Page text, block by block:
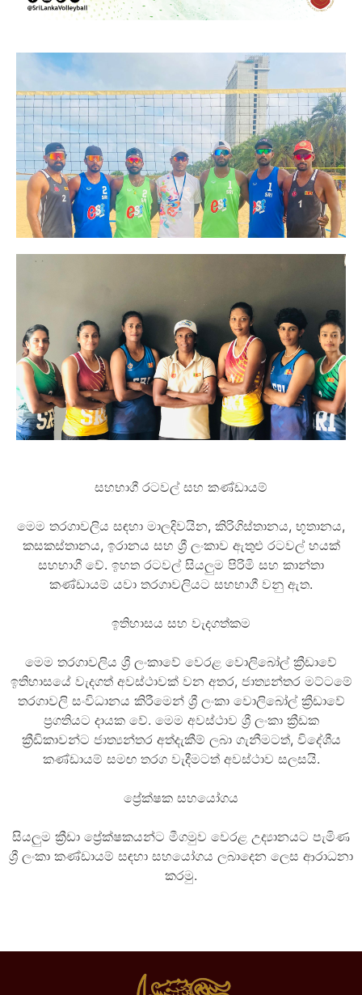
සහභාගී රටවල් සහ කණ්ඩායම්
මෙම තරගාවලිය සඳහා මාලදිවයින, කිරිගිස්තානය, භූතානය,
කසකස්තානය, ඉරානය සහ ශ්‍රී ලංකාව ඇතුළු රටවල් හයක්
සහභාගී වේ. ඉහත රටවල් සියලුම පිරිමි සහ කාන්තා
කණ්ඩායම් යවා තරගාවලියට සහභාගී වනු ඇත.
ඉතිහාසය සහ වැදගත්කම
මෙම තරගාවලිය ශ්‍රී ලංකාවේ වෙරළ වොලිබෝල් ක්‍රීඩාවේ
ඉතිහාසයේ වැදගත් අවස්ථාවක් වන අතර, ජාත්‍යන්තර මට්ටමේ
තරගාවලි සංවිධානය කිරීමෙන් ශ්‍රී ලංකා වොලිබෝල් ක්‍රීඩාවේ
ප්‍රගතියට දායක වේ. මෙම අවස්ථාව ශ්‍රී ලංකා ක්‍රීඩක
ක්‍රීඩිකාවන්ට ජාත්‍යන්තර අත්දැකීම් ලබා ගැනීමටත්, විදේශීය
කණ්ඩායම් සමඟ තරග වැදීමටත් අවස්ථාව සලසයි.
ප්‍රේක්ෂක සහයෝගය
සියලුම ක්‍රීඩා ප්‍රේක්ෂකයන්ට මීගමුව වෙරළ උද්‍යානයට පැමිණ
ශ්‍රී ලංකා කණ්ඩායම් සඳහා සහයෝගය ලබාදෙන ලෙස ආරාධනා
කරමු.